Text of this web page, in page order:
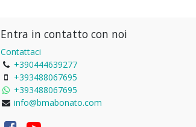
Entra in contatto con noi
Contattaci
+390444639277
+393488067695
+393488067695
info@bmabonato.com